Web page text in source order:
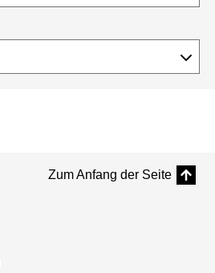
Zum Anfang der Seite